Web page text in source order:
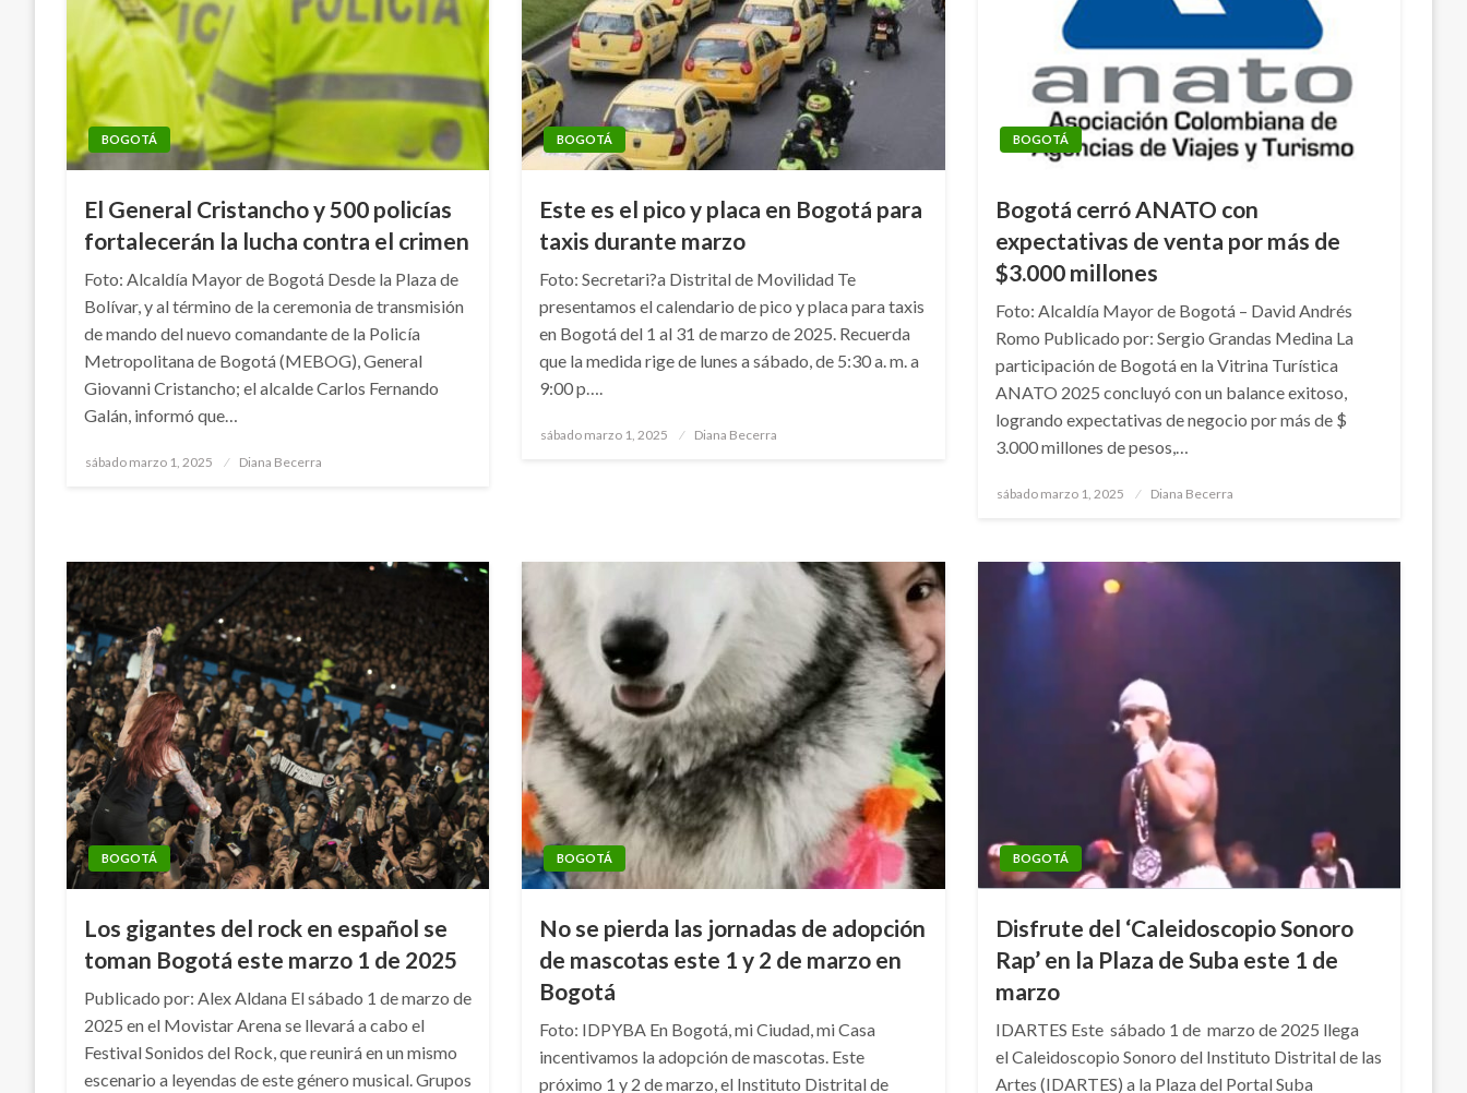
BOGOTÁ
El General Cristancho y 500 policías
fortalecerán la lucha contra el crimen
Foto: Alcaldía Mayor de Bogotá Desde la Plaza de
Bolívar, y al término de la ceremonia de transmisión
de mando del nuevo comandante de la Policía
Metropolitana de Bogotá (MEBOG), General
Giovanni Cristancho; el alcalde Carlos Fernando
Galán, informó que…
Publicado
sábado marzo 1, 2025 Diana Becerra
BOGOTÁ
Este es el pico y placa en Bogotá para
taxis durante marzo
Foto: Secretari?a Distrital de Movilidad Te
presentamos el calendario de pico y placa para taxis
en Bogotá del 1 al 31 de marzo de 2025. Recuerda
que la medida rige de lunes a sábado, de 5:30 a. m. a
9:00 p….
Publicado
sábado marzo 1, 2025 Diana Becerra
BOGOTÁ
Bogotá cerró ANATO con
expectativas de venta por más de
$3.000 millones
Foto: Alcaldía Mayor de Bogotá – David Andrés
Romo Publicado por: Sergio Grandas Medina La
participación de Bogotá en la Vitrina Turística
ANATO 2025 concluyó con un balance exitoso,
logrando expectativas de negocio por más de $
3.000 millones de pesos,…
Publicado
sábado marzo 1, 2025 Diana Becerra
BOGOTÁ
Los gigantes del rock en español se
toman Bogotá este marzo 1 de 2025
Publicado por: Alex Aldana El sábado 1 de marzo de
2025 en el Movistar Arena se llevará a cabo el
Festival Sonidos del Rock, que reunirá en un mismo
escenario a leyendas de este género musical. Grupos
BOGOTÁ
No se pierda las jornadas de adopción
de mascotas este 1 y 2 de marzo en
Bogotá
Foto: IDPYBA En Bogotá, mi Ciudad, mi Casa
incentivamos la adopción de mascotas. Este
próximo 1 y 2 de marzo, el Instituto Distrital de
BOGOTÁ
Disfrute del ‘Caleidoscopio Sonoro
Rap’ en la Plaza de Suba este 1 de
marzo
IDARTES Este sábado 1 de marzo de 2025 llega
el Caleidoscopio Sonoro del Instituto Distrital de las
Artes (IDARTES) a la Plaza del Portal Suba